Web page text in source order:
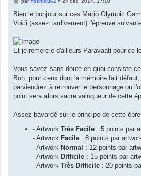
s
a
e
Bien le bonjour sur ces Mario Olympic
Voici (assez tardivement) l'épreuve
Et je remercie d'ailleurs Paravaati pour ce
Vous savez sans doute en quoi consiste
Bon, pour ceux dont la mémoire fait
parviendrez à retrouver le personnage ou
point sera alors sacré vainqueur de cette
Assez bavardé sur le principe de cette
- Artwork Très Facile : 5 points par
- Artwork Facile : 8 points par
- Artwork Normal : 12 points par
- Artwork Difficile : 15 points par
- Artwork Très Difficile : 20 points